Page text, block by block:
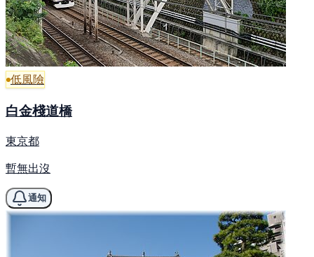
低風險
白金棧道橋
東京都
暫無出沒
通知